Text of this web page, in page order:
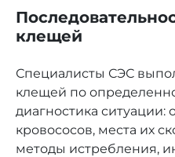
клещей
Специалисты СЭС
клещей по
диагностика ситуации:
кровососов, места их
методы истребления,